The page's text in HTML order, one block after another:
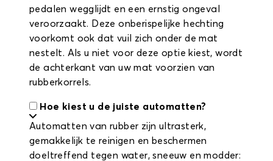
pedalen wegglijdt en een ernstig ongeval
veroorzaakt. Deze onberispelijke hechting
voorkomt ook dat vuil zich onder de mat
nestelt. Als u niet voor deze optie kiest, wordt
de achterkant van uw mat voorzien van
rubberkorrels.
Hoe kiest u de juiste automatten?
Automatten van rubber zijn ultrasterk,
gemakkelijk te reinigen en beschermen
doeltreffend tegen water, sneeuw en modder: